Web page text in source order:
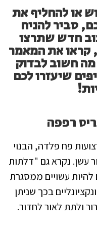
או להחליף את
סביר להניח
חדש שתרצו
קראו את המאמר
מה חשוב לבדוק
שיעזרו לכם
רפפה
פח פלדה, הבנוי
עשן. נקרא גם "דלתות
להיות עשויים ממסגרת
בכך שניתן
ולתת לאור לחדור.